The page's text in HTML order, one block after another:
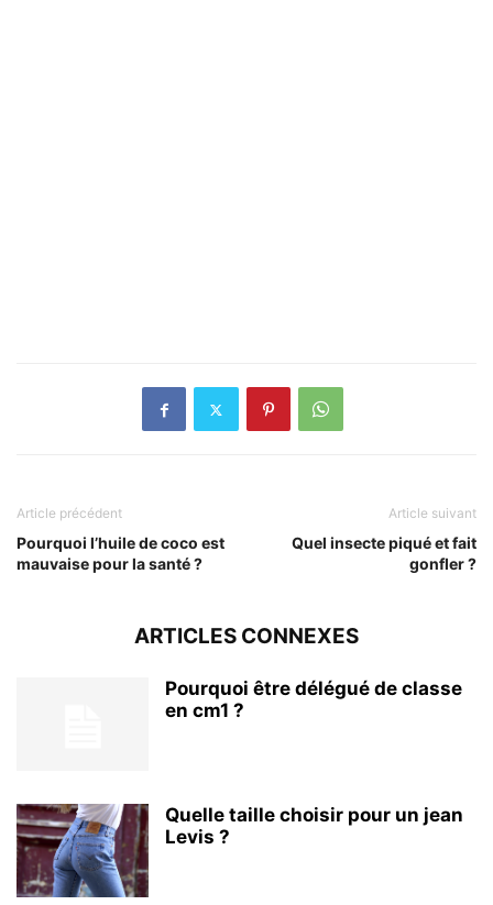
Article précédent
Pourquoi l’huile de coco est
mauvaise pour la santé ?
Article suivant
Quel insecte piqué et fait
gonfler ?
ARTICLES CONNEXES
Pourquoi être délégué de classe
en cm1 ?
Quelle taille choisir pour un jean
Levis ?